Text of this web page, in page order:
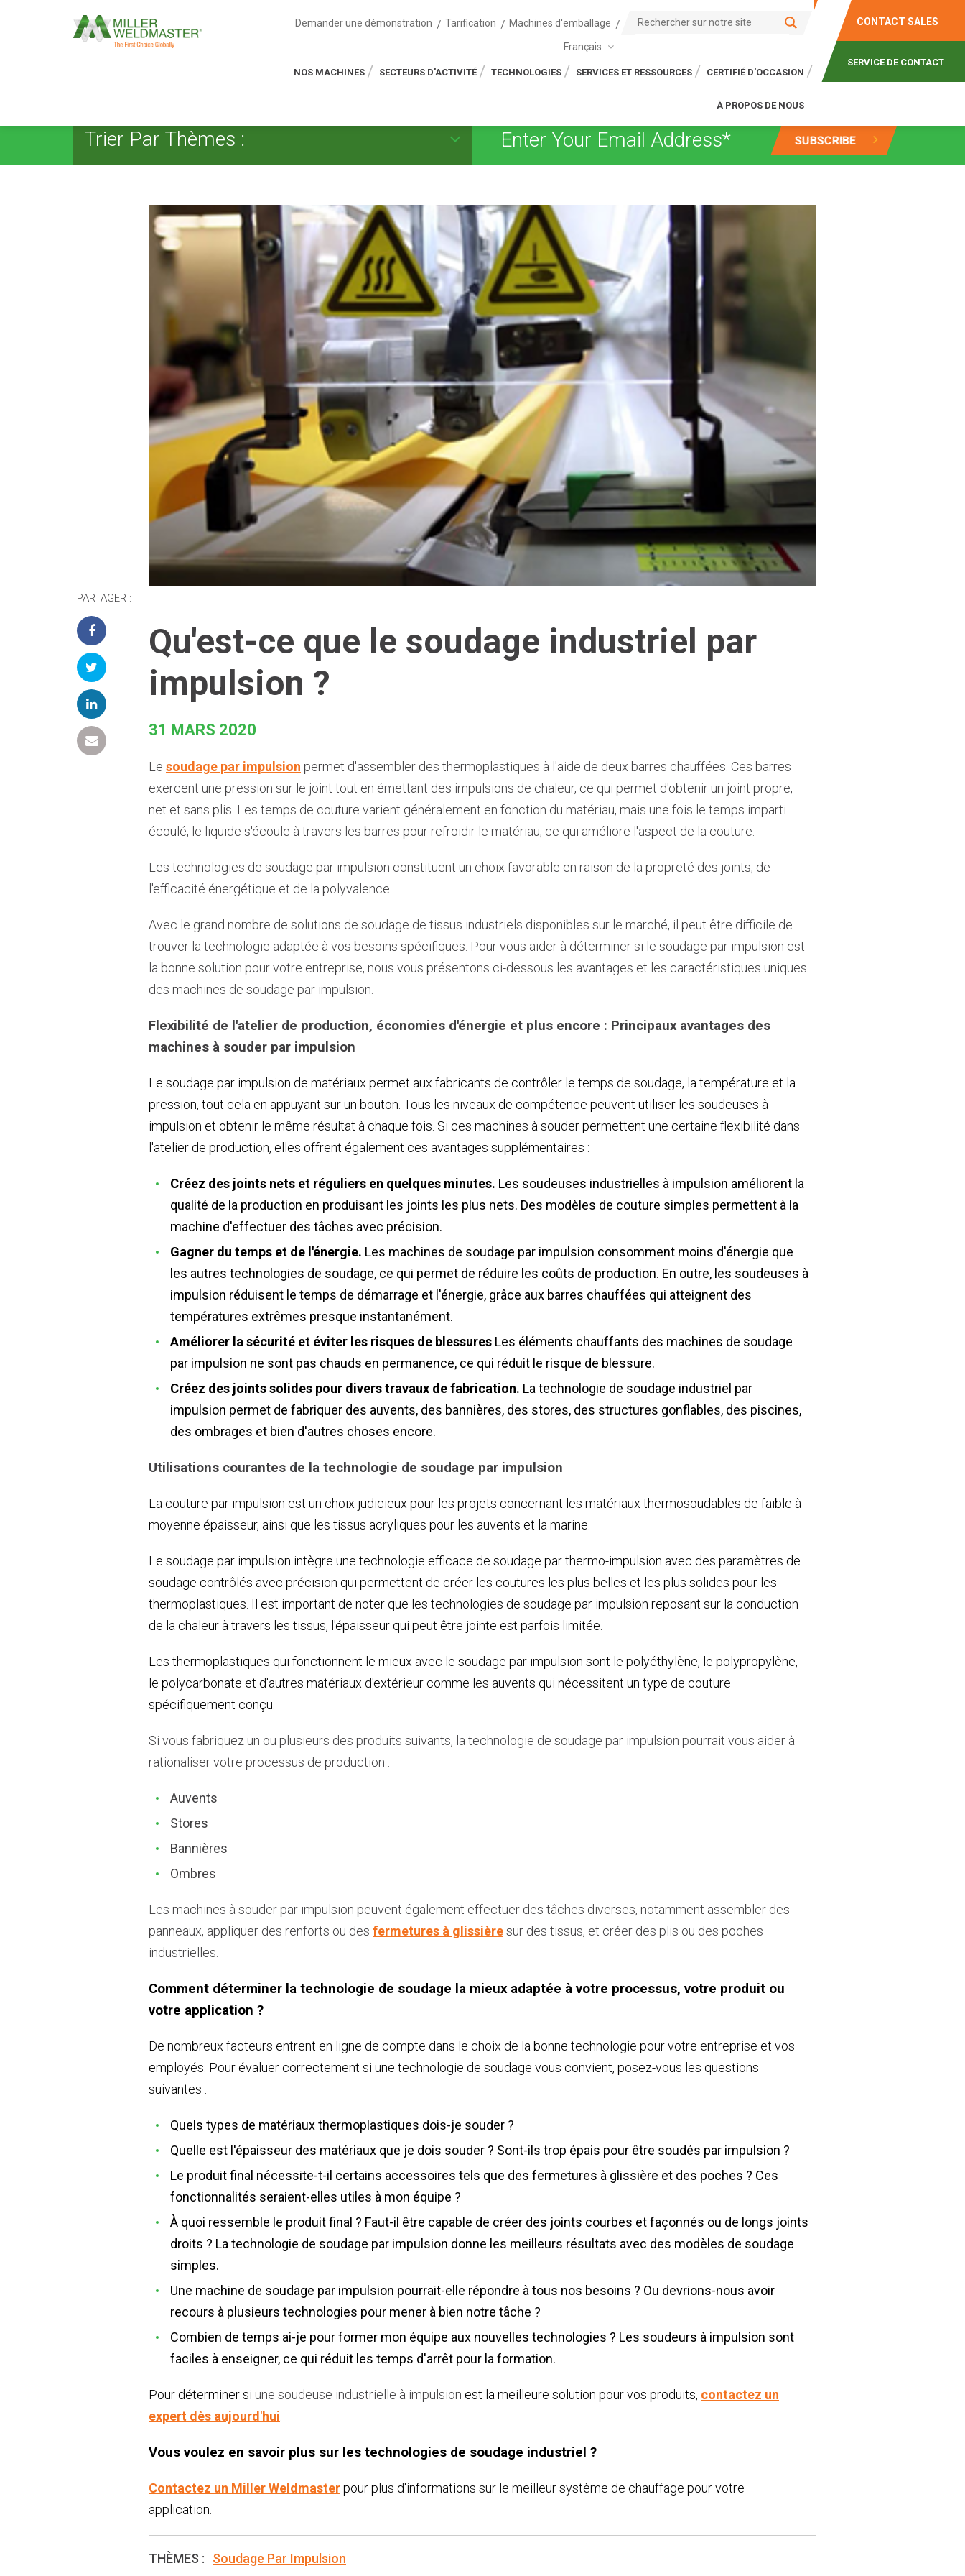
Demander une démonstration Tarification Machines d'emballage
Français
NOS MACHINES SECTEURS D'ACTIVITÉ TECHNOLOGIES SERVICES ET RESSOURCES CERTIFIÉ D'OCCASION
À PROPOS DE NOUS
CONTACT SALES
SERVICE DE CONTACT
Trier Par Thèmes :
Qu'est-ce que le soudage industriel par
impulsion ?
31 MARS 2020
PARTAGER :
Le soudage par impulsion permet d'assembler des thermoplastiques à l'aide de deux barres chauffées. Ces barres
exercent une pression sur le joint tout en émettant des impulsions de chaleur, ce qui permet d'obtenir un joint propre,
net et sans plis. Les temps de couture varient généralement en fonction du matériau, mais une fois le temps imparti
écoulé, le liquide s'écoule à travers les barres pour refroidir le matériau, ce qui améliore l'aspect de la couture.
Les technologies de soudage par impulsion constituent un choix favorable en raison de la propreté des joints, de
l'efficacité énergétique et de la polyvalence.
Avec le grand nombre de solutions de soudage de tissus industriels disponibles sur le marché, il peut être difficile de
trouver la technologie adaptée à vos besoins spécifiques. Pour vous aider à déterminer si le soudage par impulsion est
la bonne solution pour votre entreprise, nous vous présentons ci-dessous les avantages et les caractéristiques uniques
des machines de soudage par impulsion.
Flexibilité de l'atelier de production, économies d'énergie et plus encore : Principaux avantages des
machines à souder par impulsion
Le soudage par impulsion de matériaux permet aux fabricants de contrôler le temps de soudage, la température et la
pression, tout cela en appuyant sur un bouton. Tous les niveaux de compétence peuvent utiliser les soudeuses à
impulsion et obtenir le même résultat à chaque fois. Si ces machines à souder permettent une certaine flexibilité dans
l'atelier de production, elles offrent également ces avantages supplémentaires :
Créez des joints nets et réguliers en quelques minutes. Les soudeuses industrielles à impulsion améliorent la
qualité de la production en produisant les joints les plus nets. Des modèles de couture simples permettent à la
machine d'effectuer des tâches avec précision.
Gagner du temps et de l'énergie. Les machines de soudage par impulsion consomment moins d'énergie que
les autres technologies de soudage, ce qui permet de réduire les coûts de production. En outre, les soudeuses à
impulsion réduisent le temps de démarrage et l'énergie, grâce aux barres chauffées qui atteignent des
températures extrêmes presque instantanément.
Améliorer la sécurité et éviter les risques de blessures Les éléments chauffants des machines de soudage
par impulsion ne sont pas chauds en permanence, ce qui réduit le risque de blessure.
Créez des joints solides pour divers travaux de fabrication. La technologie de soudage industriel par
impulsion permet de fabriquer des auvents, des bannières, des stores, des structures gonflables, des piscines,
des ombrages et bien d'autres choses encore.
Utilisations courantes de la technologie de soudage par impulsion
La couture par impulsion est un choix judicieux pour les projets concernant les matériaux thermosoudables de faible à
moyenne épaisseur, ainsi que les tissus acryliques pour les auvents et la marine.
Le soudage par impulsion intègre une technologie efficace de soudage par thermo-impulsion avec des paramètres de
soudage contrôlés avec précision qui permettent de créer les coutures les plus belles et les plus solides pour les
thermoplastiques. Il est important de noter que les technologies de soudage par impulsion reposant sur la conduction
de la chaleur à travers les tissus, l'épaisseur qui peut être jointe est parfois limitée.
Les thermoplastiques qui fonctionnent le mieux avec le soudage par impulsion sont le polyéthylène, le polypropylène,
le polycarbonate et d'autres matériaux d'extérieur comme les auvents qui nécessitent un type de couture
spécifiquement conçu.
Si vous fabriquez un ou plusieurs des produits suivants, la technologie de soudage par impulsion pourrait vous aider à
rationaliser votre processus de production :
Auvents
Stores
Bannières
Ombres
Les machines à souder par impulsion peuvent également effectuer des tâches diverses, notamment assembler des
panneaux, appliquer des renforts ou des fermetures à glissièresur des tissus, et créer des plis ou des poches
industrielles.
Comment déterminer la technologie de soudage la mieux adaptée à votre processus, votre produit ou
votre application ?
De nombreux facteurs entrent en ligne de compte dans le choix de la bonne technologie pour votre entreprise et vos
employés. Pour évaluer correctement si une technologie de soudage vous convient, posez-vous les questions
suivantes :
Quels types de matériaux thermoplastiques dois-je souder ?
Quelle est l'épaisseur des matériaux que je dois souder ? Sont-ils trop épais pour être soudés par impulsion ?
Le produit final nécessite-t-il certains accessoires tels que des fermetures à glissière et des poches ? Ces
fonctionnalités seraient-elles utiles à mon équipe ?
À quoi ressemble le produit final ? Faut-il être capable de créer des joints courbes et façonnés ou de longs joints
droits ? La technologie de soudage par impulsion donne les meilleurs résultats avec des modèles de soudage
simples.
Une machine de soudage par impulsion pourrait-elle répondre à tous nos besoins ? Ou devrions-nous avoir
recours à plusieurs technologies pour mener à bien notre tâche ?
Combien de temps ai-je pour former mon équipe aux nouvelles technologies ? Les soudeurs à impulsion sont
faciles à enseigner, ce qui réduit les temps d'arrêt pour la formation.
Pour déterminer si une soudeuse industrielle à impulsion est la meilleure solution pour vos produits, contactez un
expert dès aujourd'hui
Vous voulez en savoir plus sur les technologies de soudage industriel ?
Contactez un Miller Weldmasterpour plus d'informations sur le meilleur système de chauffage pour votre
application.
THÈMES : Soudage Par Impulsion